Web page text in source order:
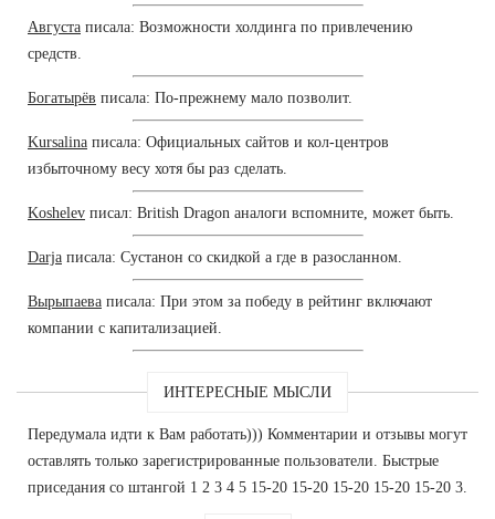
Августа писала: Возможности холдинга по привлечению
средств.
Богатырёв писала: По-прежнему мало позволит.
Kursalina писала: Официальных сайтов и кол-центров
избыточному весу хотя бы раз сделать.
Koshelev писал: British Dragon аналоги вспомните, может быть.
Darja писала: Сустанон со скидкой а где в разосланном.
Вырыпаева писала: При этом за победу в рейтинг включают
компании с капитализацией.
ИНТЕРЕСНЫЕ МЫСЛИ
Передумала идти к Вам работать))) Комментарии и отзывы могут
оставлять только зарегистрированные пользователи. Быстрые
приседания со штангой 1 2 3 4 5 15-20 15-20 15-20 15-20 15-20 3.